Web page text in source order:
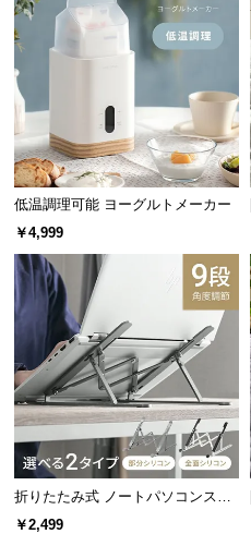
業
報
o.,
低温調理可能 ヨーグルトメーカー
￥4,999
折りたたみ式 ノートパソコンスタ
ンド
￥2,499